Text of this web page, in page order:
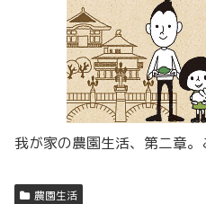
我が家の農園生活、第二章。
農園生活